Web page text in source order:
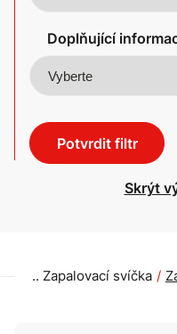
Doplňující
Potvrdit filtr
Skrýt
Zapalovací svíčka